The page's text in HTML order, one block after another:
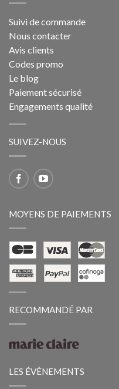
Suivi de commande
Nous contacter
Avis clients
Codes promo
Le blog
Paiement sécurisé
Engagements qualité
SUIVEZ-NOUS
MOYENS DE PAIEMENTS
RECOMMANDÉ PAR
LES ÉVÈNEMENTS